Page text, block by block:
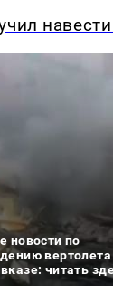
новости по
вертолета
читать